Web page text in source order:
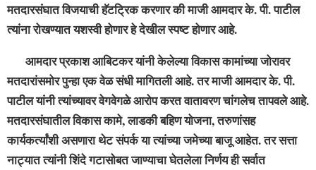
मतदारसंघात विजयाची हॅटट्रिक करणार की माजी आमदार के. पी. पाटील
त्यांना रोखण्यात यशस्वी होणार हे देखील स्पष्ट होणार आहे.
आमदार प्रकाश आबिटकर यांनी केलेल्या विकास कामांच्या जोरावर
मतदारांसमोर पुन्हा एक वेळ संधी मागितली आहे. तर माजी आमदार के. पी.
पाटील यांनी त्यांच्यावर वेगवेगळे आरोप करत वातावरण चांगलेच तापवले आहे.
मतदारसंघातील विकास कामे, लाडकी बहिण योजना, तरुणांसह
कार्यकर्त्यांशी असणारा थेट संपर्क या त्यांच्या जमेच्या बाजू आहेत. तर सत्ता
नाट्यात त्यांनी शिंदे गटासोबत जाण्याचा घेतलेला निर्णय ही सर्वात